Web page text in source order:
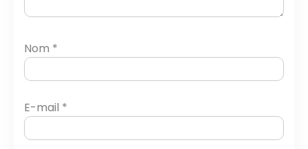
Nom *
E-mail *